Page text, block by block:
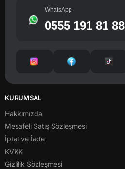
WhatsApp
0555 191 81 88
KURUMSAL
Hakkımızda
Mesafeli Satış Sözleşmesi
İptal ve İade
KVKK
Gizlilik Sözleşmesi